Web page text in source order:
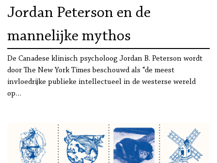
Jordan Peterson en de
mannelijke mythos
De Canadese klinisch psycholoog Jordan B. Peterson wordt
door The New York Times beschouwd als “de meest
invloedrijke publieke intellectueel in de westerse wereld
op…